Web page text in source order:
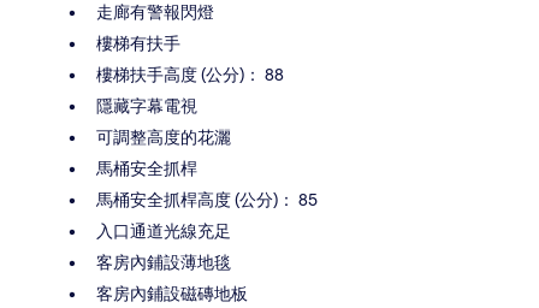
走廊有警報閃燈
樓梯有扶手
樓梯扶手高度 (公分)： 88
隱藏字幕電視
可調整高度的花灑
馬桶安全抓桿
馬桶安全抓桿高度 (公分)： 85
入口通道光線充足
客房內鋪設薄地毯
客房內鋪設磁磚地板